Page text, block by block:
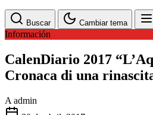
Buscar Cambiar tema
Información
CalenDiario 2017
Cronaca di una
A admin